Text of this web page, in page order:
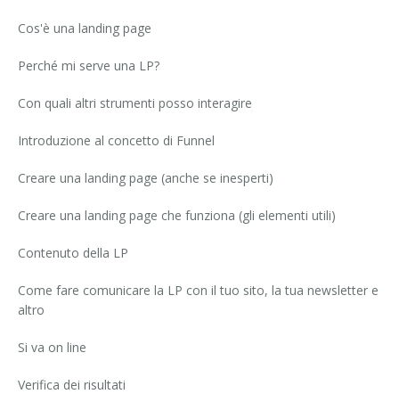
Cos'è una landing page
Perché mi serve una LP?
Con quali altri strumenti posso interagire
Introduzione al concetto di Funnel
Creare una landing page (anche se inesperti)
Creare una landing page che funziona (gli elementi utili)
Contenuto della LP
Come fare comunicare la LP con il tuo sito, la tua newsletter e
altro
Si va on line
Verifica dei risultati